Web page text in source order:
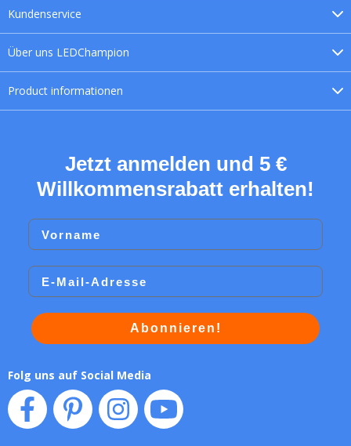
Über uns LEDChampion
Product informationen
Kundenservice
Jetzt anmelden und 5 €
Willkommensrabatt erhalten!
Vorname
Email
Abonnieren!
Folg uns auf Social Media